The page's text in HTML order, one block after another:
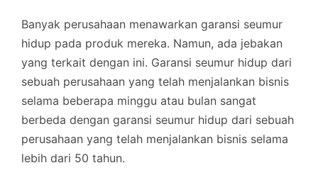
Banyak perusahaan menawarkan garansi seumur
hidup pada produk mereka. Namun, ada jebakan
yang terkait dengan ini. Garansi seumur hidup dari
sebuah perusahaan yang telah menjalankan bisnis
selama beberapa minggu atau bulan sangat
berbeda dengan garansi seumur hidup dari sebuah
perusahaan yang telah menjalankan bisnis selama
lebih dari 50 tahun.